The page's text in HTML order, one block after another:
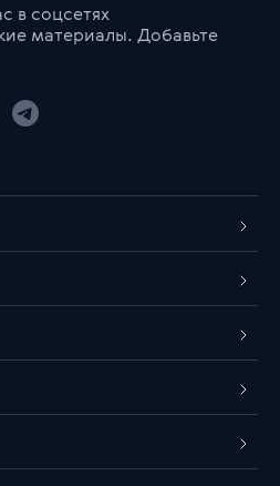
в соцсетях
материалы. Добавьте